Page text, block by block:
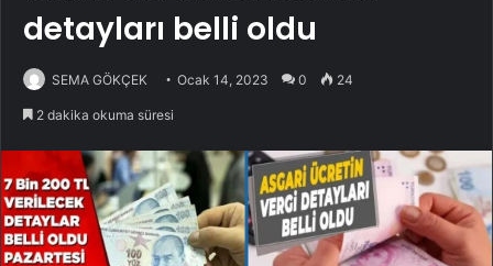
detayları belli oldu
SEMA GÖKÇEK Ocak 14, 2023 0 24
2 dakika okuma süresi